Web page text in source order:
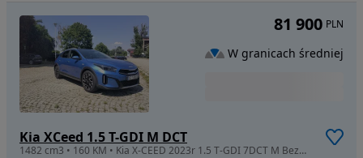
Kia XCeed 1.5 T-GDI M DCT
1482 cm3 • 160 KM • Kia X-CEED 2023r 1.5 T-GDI 7DCT M Bezwypadkowy FV serwisowan 77tys km
81 900 PLN
W granicach średniej